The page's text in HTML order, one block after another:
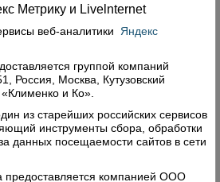
Метрику и Livelnternet
веб-аналитики
Яндекс
группой компаний
Россия, Москва, Кутузовский
и Ко».
из старейших российских сервисов
инструменты сбора, обработки
данных посещаемости сайтов в сети
предоставляется компанией ООО